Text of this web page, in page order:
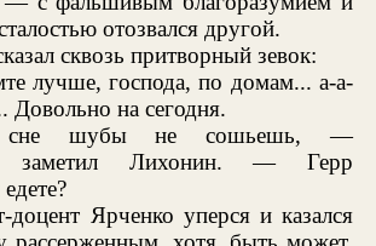
отозвался другой.
сквозь притворный зевок:
лучше, господа, по домам... а-а-
Довольно на сегодня.
шубы не сошьешь, —
заметил Лихонин. — Герр
доцент Ярченко уперся и казался